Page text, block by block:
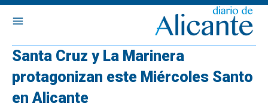
Santa Cruz y La Marinera
protagonizan este Miércoles Santo
en Alicante